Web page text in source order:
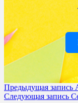
Предыдущая запись
Следующая запись